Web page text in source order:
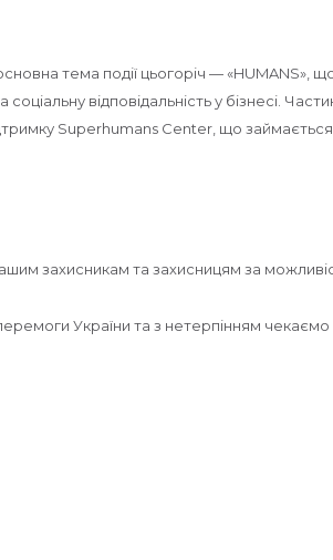
тема події цьогоріч — «HUMANS»,
відповідальність у бізнесі.
Superhumans Center, що
захисникам та захисницям за
України та з нетерпінням чекаємо